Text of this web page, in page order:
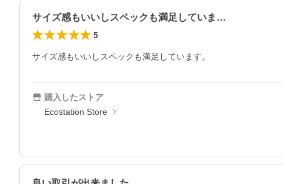
サイズ感もいいしスペックも満足していま…
5
サイズ感もいいしスペックも満足しています。
購入したストア
Ecostation Store